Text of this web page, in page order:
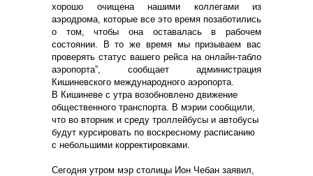
хорошо очищена нашими коллегами из
аэродрома, которые все это время позаботились
о том, чтобы она оставалась в рабочем
состоянии. В то же время мы призываем вас
проверять статус вашего рейса на онлайн-табло
аэропорта”, сообщает администрация
Кишиневского международного аэропорта.
В Кишиневе с утра возобновлено движение
общественного транспорта. В мэрии сообщили,
что во вторник и среду троллейбусы и автобусы
будут курсировать по воскресному расписанию
с небольшими корректировками.
Сегодня утром мэр столицы Ион Чебан заявил,